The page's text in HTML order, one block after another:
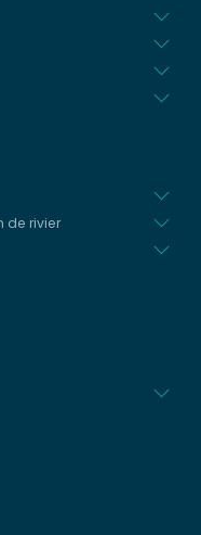
de rivier